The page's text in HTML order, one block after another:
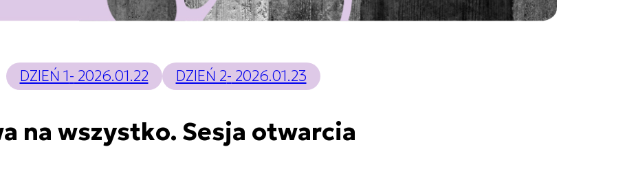
DZIEŃ 1- 2026.01.22 DZIEŃ 2- 2026.01.23
na wszystko. Sesja otwarcia